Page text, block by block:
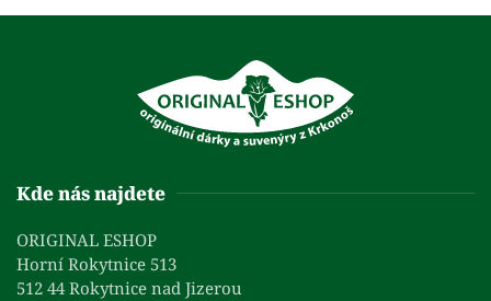
Kde nás najdete
ORIGINAL ESHOP
Horní Rokytnice 513
512 44 Rokytnice nad Jizerou